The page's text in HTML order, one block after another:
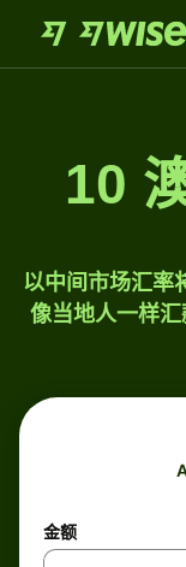
10
以中间市场汇率
像当地人一样汇
金额